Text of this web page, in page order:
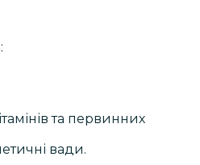
та первинних
вади.